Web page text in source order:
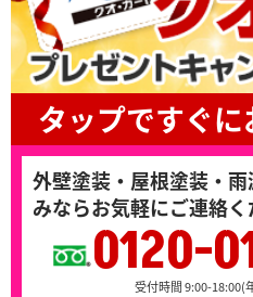
タップですぐ
外壁塗装・屋根塗装・
みならお気軽にご連絡
0120-
受付時間 9:00-18:00(